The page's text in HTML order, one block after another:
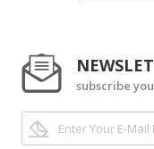
subscribe